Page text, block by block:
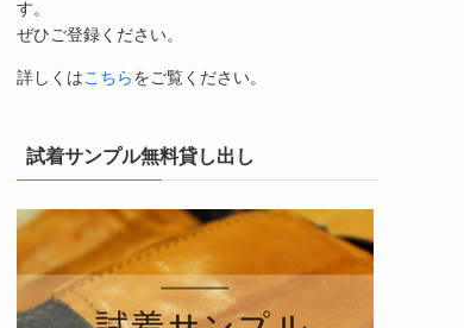
す。
ぜひご登録ください。
詳しくはこちらをご覧ください。
試着サンプル無料貸し出し